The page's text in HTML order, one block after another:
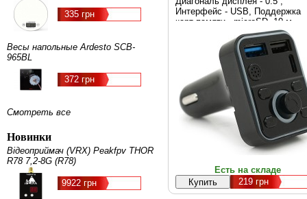
335 грн
Весы напольные Ardesto SCB-
965BL
372 грн
Смотреть все
Новинки
Відеоприймач (VRX) Peakfpv THOR
R78 7,2-8G (R78)
9922 грн
Интерфейс - USB, Поддержка
карт памяти - microSD, 10 м,
Минимальный частотный
диапазон, МГц - 87.5,
Максимальный частотный
диапазон, МГц - 108,
кнопками на трансмиттере,
Воспроизводимые форматы -
MP3, WMA, WAV, Режимы
воспроизведения - Single,
Random, All, Дополнительные
характеристики - подсветка,
зарядка, Цвет - черный
Есть на складе
219грн